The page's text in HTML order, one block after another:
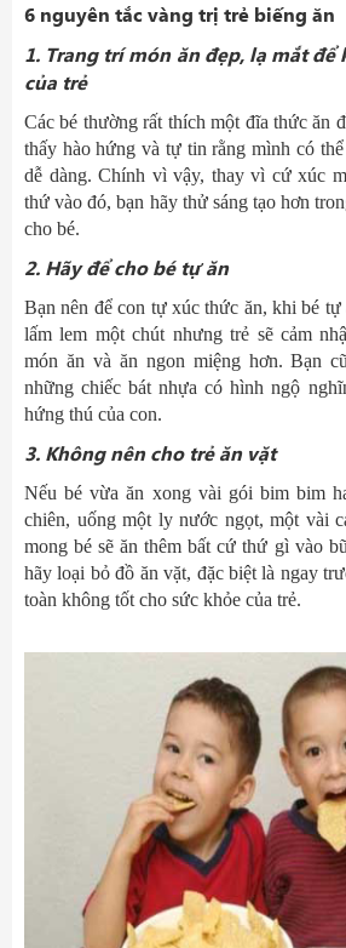
6 nguyên tắc vàng trị trẻ biếng ăn
1. Trang trí món ăn đẹp, lạ mắtđể
của trẻ
Các bé thường rất thích một đĩa thức ăn
thấy hào hứng và tự tin rằng mình có
dễ dàng. Chính vì vậy, thay vì cứ xúc
thứ vào đó, bạn hãy thử sáng tạo hơn
cho bé.
2. Hãy đểchobé tự ăn
Bạn nên để con tự xúc thức ăn, khi bé tự
lấm lem một chút nhưng trẻ sẽ cảm
món ăn và ăn ngon miệng hơn. Bạn
những chiếc bát nhựa có hình ngộ
hứng thú của con.
3. Khôngnên cho trẻăn vặt
Nếu bé vừa ăn xong vài gói bim bim
chiên, uống một ly nước ngọt, một vài
mong bé sẽ ăn thêm bất cứ thứ gì vào
hãy loại bỏ đồ ăn vặt, đặc biệt là ngay
toàn không tốt cho sức khỏe của trẻ.